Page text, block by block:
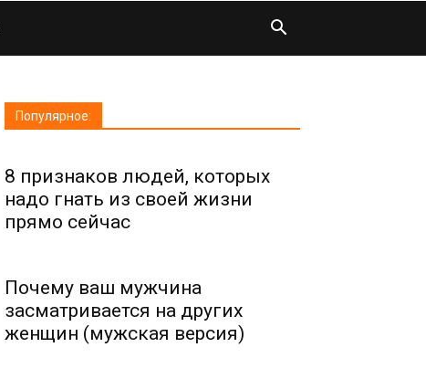
Популярное:
8 признаков людей, которых
надо гнать из своей жизни
прямо сейчас
Почему ваш мужчина
засматривается на других
женщин (мужская версия)